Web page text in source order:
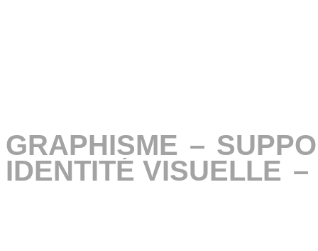
GRAPHISME –
GRAPHISME –
IDENTITÉ VISUELLE –
IDENTITÉ VISUELLE –